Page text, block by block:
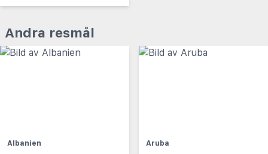
Andra resmål
Albanien Aruba